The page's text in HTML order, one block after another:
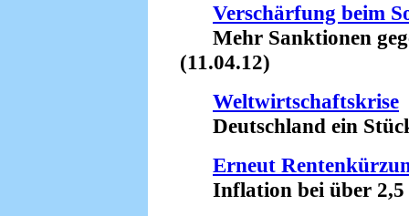
Verschärfung beim
Mehr Sanktionen
(11.04.12)
Weltwirtschaftskrise
Deutschland ein
Erneut
Inflation bei über 2,5